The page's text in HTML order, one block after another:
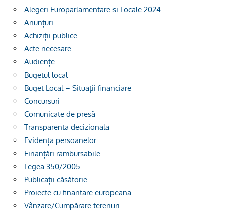
Alegeri Europarlamentare si Locale 2024
Anunțuri
Achiziții publice
Acte necesare
Audiențe
Bugetul local
Buget Local – Situații financiare
Concursuri
Comunicate de presă
Transparenta decizionala
Evidența persoanelor
Finanțări rambursabile
Legea 350/2005
Publicații căsătorie
Proiecte cu finantare europeana
Vânzare/Cumpărare terenuri